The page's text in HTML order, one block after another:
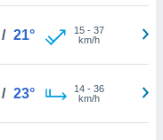
/ 21° 15- 37
km/h
/ 23° 14- 36
km/h